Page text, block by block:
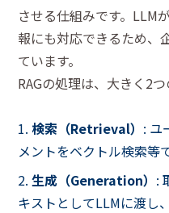
させる仕組みです。LLM
報にも対応できるため、
ています。
RAGの処理は、大きく2
検索（Retrieval） : ユ
メントをベクトル検索等
生成（Generation） :
キストとしてLLMに渡し